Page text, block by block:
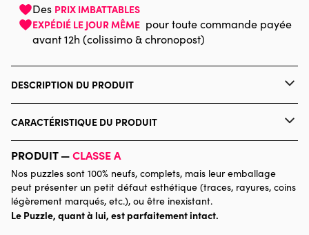
Des PRIX IMBATTABLES
EXPÉDIÉ LE JOUR MÊME pour toute commande payée
avant 12h (colissimo & chronopost)
DESCRIPTION DU PRODUIT
Elisabeth Dorrian
CARACTÉRISTIQUE DU PRODUIT
Catégorie Puzzles - Bébés et Enfants
Age
Puzzle pour Adultes (500 à
PRODUIT —CLASSE A
Nos puzzles sont 100% neufs, complets, mais leur emballage
peut présenter un petit défaut esthétique (traces, rayures, coins
légèrement marqués, etc.), ou être inexistant.
Le Puzzle, quant à lui, est parfaitement intact.